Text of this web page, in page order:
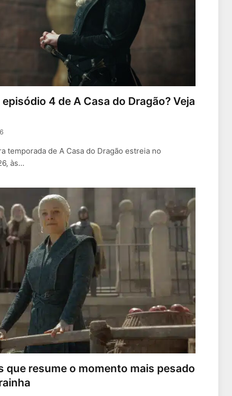
4 de A Casa do Dragão? Veja
temporada de A Casa do Dragão estreia no
às…
que resume o momento mais pesado